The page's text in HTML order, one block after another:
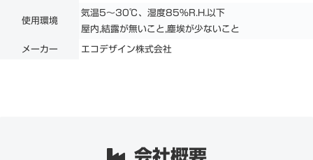
使用環境
気温5～30℃、湿度85%R.H.以下
屋内,結露が無いこと,塵埃が少ないこと
メーカー エコデザイン株式会社
会社概要